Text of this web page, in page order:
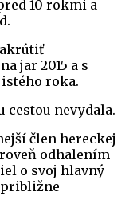
10 rokmi a
jar 2015 a s
roka.
cestou nevydala.
člen hereckej
odhalením
o svoj hlavný